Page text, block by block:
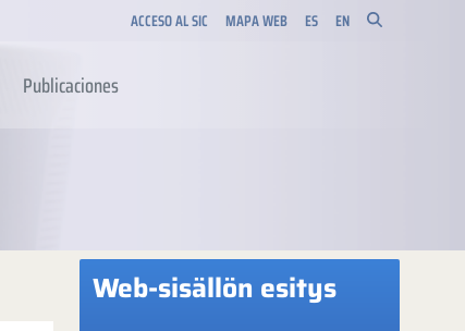
ACCESO AL SIC MAPA WEB ES EN
Publicaciones
Web-sisällön esitys